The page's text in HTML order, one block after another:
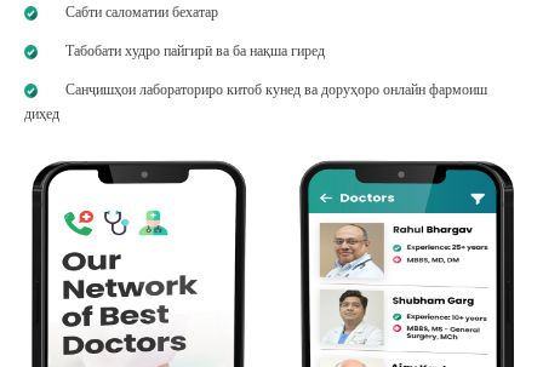
Сабти саломатии бехатар
Табобати худро пайгирӣ ва ба нақша гиред
Санҷишҳои лабораториро китоб кунед ва доруҳоро онлайн фармоиш
диҳед